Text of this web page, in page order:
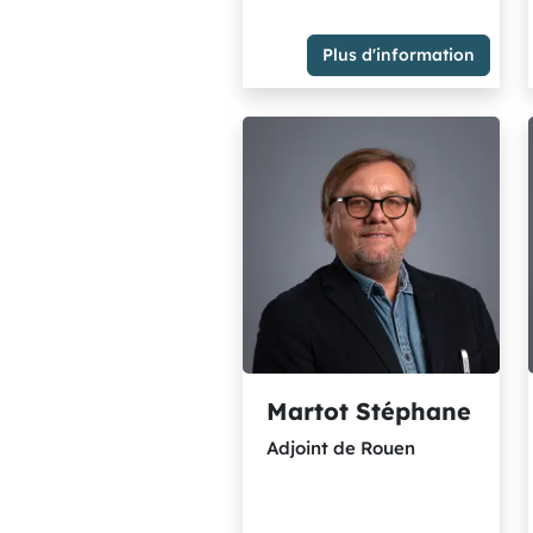
Plus d'information
Membre du Groupe des
élu.es écologistes et
solidaires
Martot Stéphane
Adjoint de Rouen